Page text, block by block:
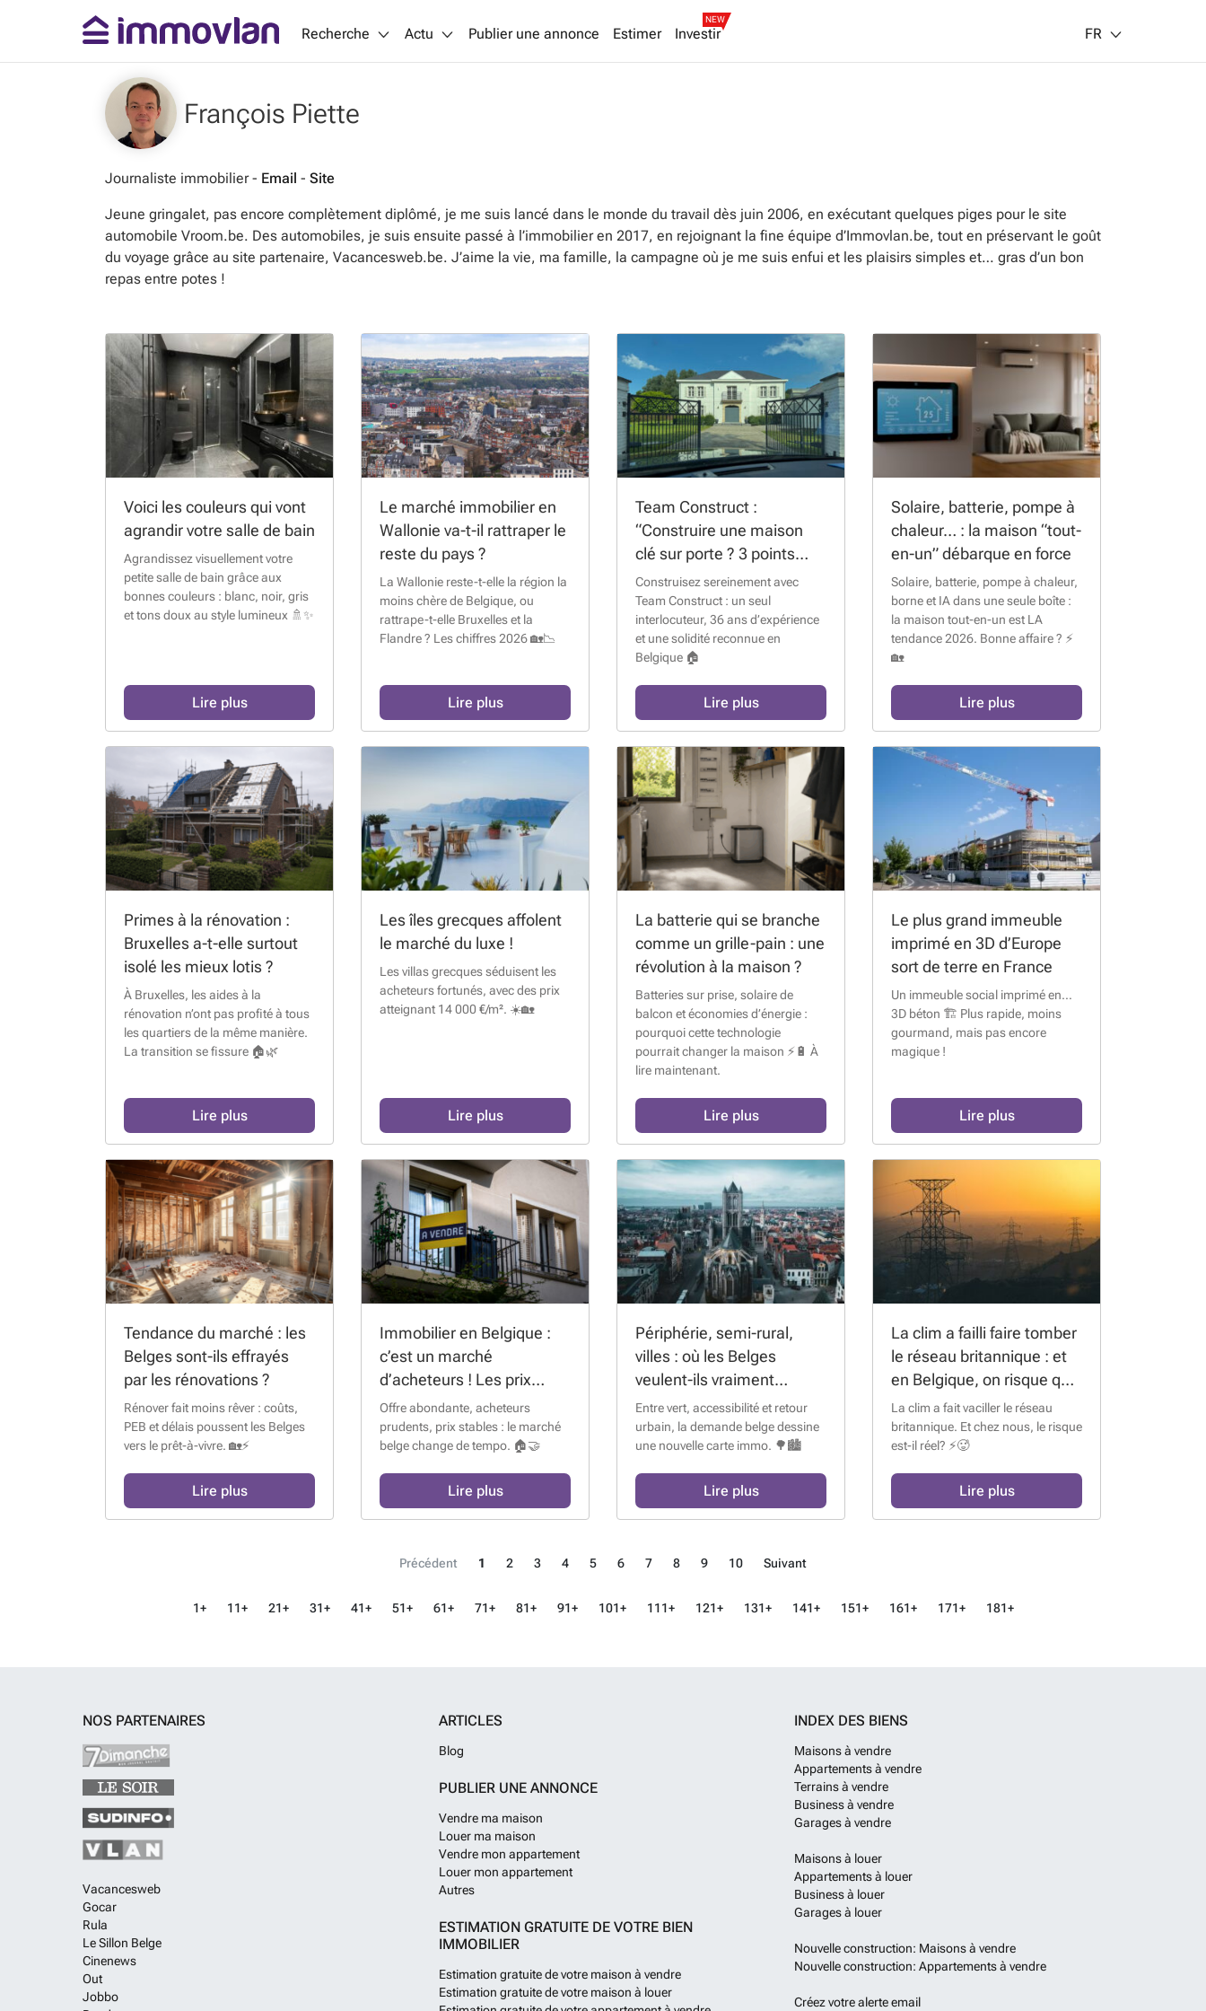
Recherche Actu Publier une annonce Estimer Investir
NEW
FR
François Piette
Journaliste immobilier - Email - Site
Jeune gringalet, pas encore complètement diplômé, je me suis lancé dans le monde du travail dès juin 2006, en exécutant quelques piges pour le site
automobile Vroom.be. Des automobiles, je suis ensuite passé à l’immobilier en 2017, en rejoignant la fine équipe d’Immovlan.be, tout en préservant le goût
du voyage grâce au site partenaire, Vacancesweb.be. J’aime la vie, ma famille, la campagne où je me suis enfui et les plaisirs simples et… gras d’un bon
repas entre potes !
Voici les couleurs qui vont
agrandir votre salle de bain
Agrandissez visuellement votre
petite salle de bain grâce aux
bonnes couleurs : blanc, noir, gris
et tons doux au style lumineux 🚿✨
Lire plus
Le marché immobilier en
Wallonie va-t-il rattraper le
reste du pays ?
La Wallonie reste-t-elle la région la
moins chère de Belgique, ou
rattrape-t-elle Bruxelles et la
Flandre ? Les chiffres 2026 🏡📉
Lire plus
Team Construct :
“Construire une maison
clé sur porte ? 3 points
importants à prendre en
compte”
Construisez sereinement avec
Team Construct : un seul
interlocuteur, 36 ans d’expérience
et une solidité reconnue en
Belgique 🏠
Lire plus
Solaire, batterie, pompe à
chaleur… : la maison “tout-
en-un” débarque en force
Solaire, batterie, pompe à chaleur,
borne et IA dans une seule boîte :
la maison tout-en-un est LA
tendance 2026. Bonne affaire ? ⚡
🏡
Lire plus
Primes à la rénovation :
Bruxelles a-t-elle surtout
isolé les mieux lotis ?
À Bruxelles, les aides à la
rénovation n’ont pas profité à tous
les quartiers de la même manière.
La transition se fissure 🏠🌿
Lire plus
Les îles grecques affolent
le marché du luxe !
Les villas grecques séduisent les
acheteurs fortunés, avec des prix
atteignant 14 000 €/m². ☀️🏡
Lire plus
La batterie qui se branche
comme un grille-pain : une
révolution à la maison ?
Batteries sur prise, solaire de
balcon et économies d’énergie :
pourquoi cette technologie
pourrait changer la maison ⚡🔋 À
lire maintenant.
Lire plus
Le plus grand immeuble
imprimé en 3D d’Europe
sort de terre en France
Un immeuble social imprimé en…
3D béton 🏗️ Plus rapide, moins
gourmand, mais pas encore
magique !
Lire plus
Tendance du marché : les
Belges sont-ils effrayés
par les rénovations ?
Rénover fait moins rêver : coûts,
PEB et délais poussent les Belges
vers le prêt-à-vivre. 🏡⚡
Lire plus
Immobilier en Belgique :
c’est un marché
d’acheteurs ! Les prix
sont-ils dès lors fortement
négociés ?
Offre abondante, acheteurs
prudents, prix stables : le marché
belge change de tempo. 🏠🤝
Lire plus
Périphérie, semi-rural,
villes : où les Belges
veulent-ils vraiment
habiter ?
Entre vert, accessibilité et retour
urbain, la demande belge dessine
une nouvelle carte immo. 🌳🏙️
Lire plus
La clim a failli faire tomber
le réseau britannique : et
en Belgique, on risque quoi
?La clim a fait vaciller le réseau
britannique. Et chez nous, le risque
est-il réel? ⚡🥵
Lire plus
Précédent 1 2 3 4 5 6 7 8 9 10 Suivant
1+ 11+ 21+ 31+ 41+ 51+ 61+ 71+ 81+ 91+ 101+ 111+ 121+ 131+ 141+ 151+ 161+ 171+ 181+
NOS PARTENAIRES
Vacancesweb
Gocar
Rula
Le Sillon Belge
Cinenews
Out
Jobbo
ARTICLES
Blog
PUBLIER UNE ANNONCE
Vendre ma maison
Louer ma maison
Vendre mon appartement
Louer mon appartement
Autres
ESTIMATION GRATUITE DE VOTRE BIEN
IMMOBILIER
Estimation gratuite de votre maison à vendre
Estimation gratuite de votre maison à louer
INDEX DES BIENS
Maisons à vendre
Appartements à vendre
Terrains à vendre
Business à vendre
Garages à vendre
Maisons à louer
Appartements à louer
Business à louer
Garages à louer
Nouvelle construction: Maisons à vendre
Nouvelle construction: Appartements à vendre
Créez votre alerte email